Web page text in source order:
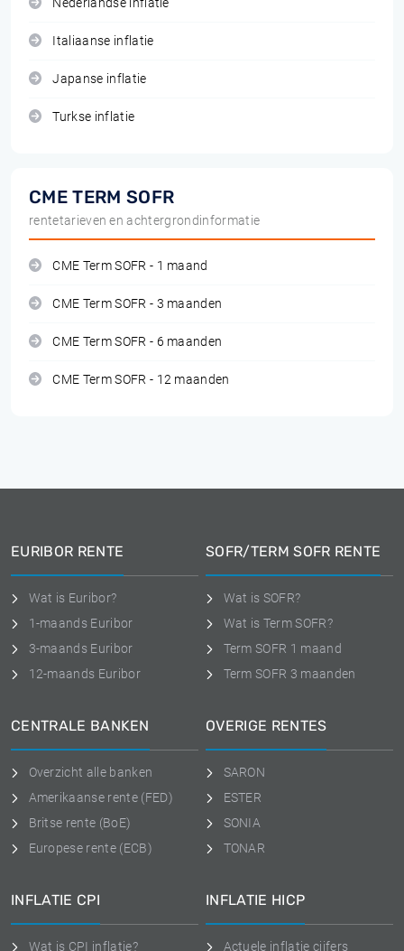
Nederlandse inflatie
Italiaanse inflatie
Japanse inflatie
Turkse inflatie
CME TERM SOFR
rentetarieven en achtergrondinformatie
CME Term SOFR - 1 maand
CME Term SOFR - 3 maanden
CME Term SOFR - 6 maanden
CME Term SOFR - 12 maanden
EURIBOR RENTE
Wat is Euribor?
1-maands Euribor
3-maands Euribor
12-maands Euribor
SOFR/TERM SOFR RENTE
Wat is SOFR?
Wat is Term SOFR?
Term SOFR 1 maand
Term SOFR 3 maanden
CENTRALE BANKEN
Overzicht alle banken
Amerikaanse rente (FED)
Britse rente (BoE)
Europese rente (ECB)
OVERIGE RENTES
SARON
ESTER
SONIA
TONAR
INFLATIE CPI
Wat is CPI inflatie?
INFLATIE HICP
Actuele inflatie cijfers